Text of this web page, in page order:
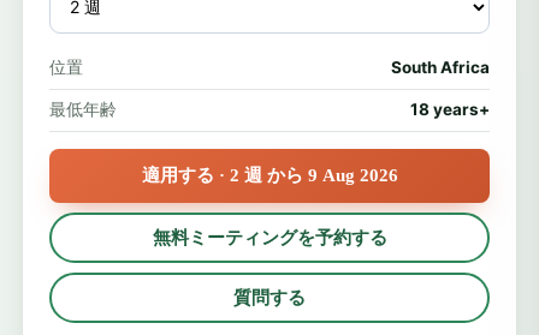
位置 South Africa
最低年齢 18 years+
適用する · 2 週 から 9 Aug 2026
無料ミーティングを予約する
質問する